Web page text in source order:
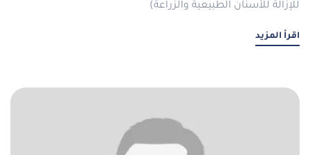
للإزالة للأسنان الطبيعية والزراعة)
اقرأ المزيد